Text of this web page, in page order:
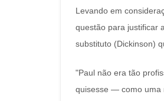
Levando em
questão para justificar
substituto (Dickinson)
"Paul não era tão
quisesse — como uma